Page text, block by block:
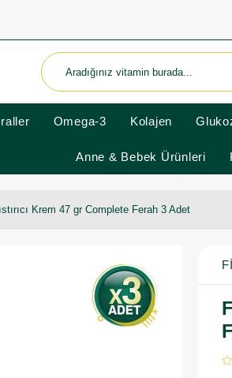
Omega-3 Kolajen
Anne & Bebek Ürünleri
Krem 47 gr Complete Ferah 3 Adet